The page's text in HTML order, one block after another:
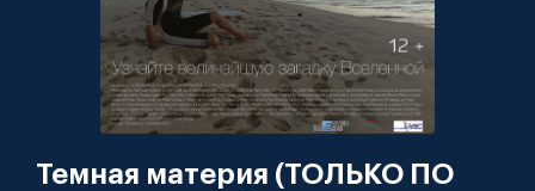
Темная материя (ТОЛЬКО ПО